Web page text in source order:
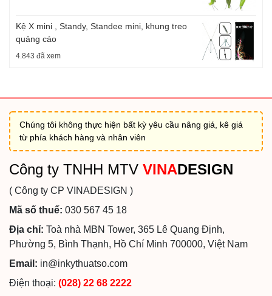
Kệ X mini , Standy, Standee mini, khung treo
quảng cáo
4.843 đã xem
Chúng tôi không thực hiện bất kỳ yêu cầu nâng giá, kê giá
từ phía khách hàng và nhân viên
Công ty TNHH MTV VINADESIGN
( Công ty CP VINADESIGN )
Mã số thuế: 030 567 45 18
Địa chỉ: Toà nhà MBN Tower, 365 Lê Quang Định,
Phường 5, Bình Thạnh, Hồ Chí Minh 700000, Việt Nam
Email: in@inkythuatso.com
Điện thoại: (028) 22 68 2222